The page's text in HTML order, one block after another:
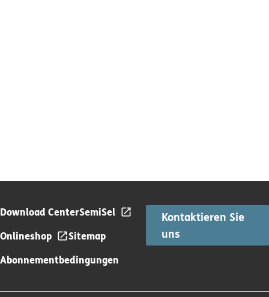
Download CenterSemiSel
Onlineshop
Sitemap
Abonnementbedingungen
Kontaktieren Sie
uns